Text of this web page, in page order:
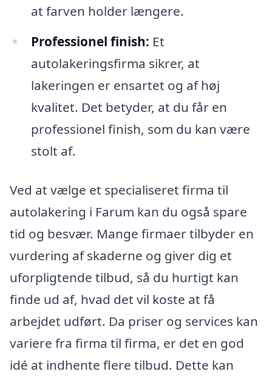
at farven holder længere.
Professionel finish: Et
autolakeringsfirma sikrer, at
lakeringen er ensartet og af høj
kvalitet. Det betyder, at du får en
professionel finish, som du kan være
stolt af.
Ved at vælge et specialiseret firma til
autolakering i Farum kan du også spare
tid og besvær. Mange firmaer tilbyder en
vurdering af skaderne og giver dig et
uforpligtende tilbud, så du hurtigt kan
finde ud af, hvad det vil koste at få
arbejdet udført. Da priser og services kan
variere fra firma til firma, er det en god
idé at indhente flere tilbud. Dette kan